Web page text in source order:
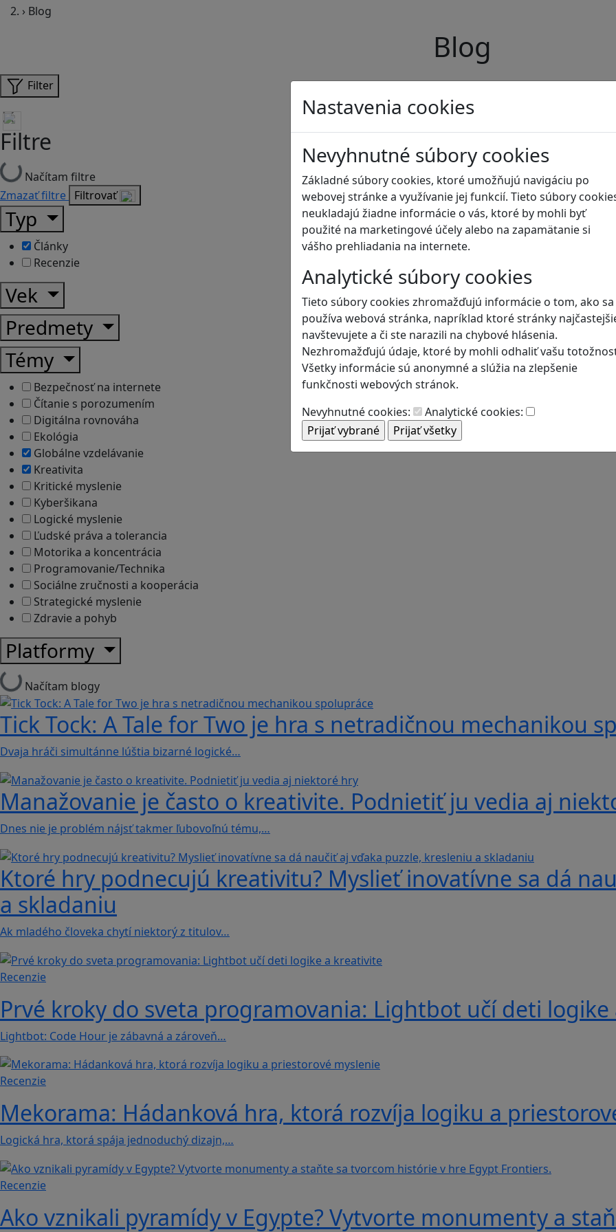
Nastavenia cookies
Nevyhnutné súbory cookies
Základné súbory cookies, ktoré umožňujú navigáciu po
webovej stránke a využívanie jej funkcií. Tieto súbory
neukladajú žiadne informácie o vás, ktoré by mohli byť
použité na marketingové účely alebo na zapamätanie si
vášho prehliadania na internete.
Analytické súbory cookies
Tieto súbory cookies zhromažďujú informácie o tom, ako sa
používa webová stránka, napríklad ktoré stránky
navštevujete a či ste narazili na chybové hlásenia.
Nezhromažďujú údaje, ktoré by mohli odhaliť vašu
Všetky informácie sú anonymné a slúžia na zlepšenie
funkčnosti webových stránok.
Nevyhnutné cookies:
Analytické cookies:
› Blog
Blog
Filter
Filtre
Načítam filtre
Zmazať filtre Filtrovať
Typ
Články
Recenzie
Vek
Predmety
Témy
Bezpečnosť na internete
Čítanie s porozumením
Digitálna rovnováha
Ekológia
Globálne vzdelávanie
Kreativita
Kritické myslenie
Kyberšikana
Logické myslenie
Ľudské práva a tolerancia
Motorika a koncentrácia
Programovanie/Technika
Sociálne zručnosti a kooperácia
Strategické myslenie
Zdravie a pohyb
Platformy
Načítam blogy
Tick Tock: A Tale for Tw‪o je hra s netradičnou mechanikou
Dvaja hráči simultánne lúštia bizarné logické…
Manažovanie je často o kreativite. Podnietiť ju vedia aj
Dnes nie je problém nájsť takmer ľubovoľnú tému,…
Ktoré hry podnecujú kreativitu? Myslieť inovatívne sa dá
a skladaniu
Ak mladého človeka chytí niektorý z titulov…
Recenzie
Prvé kroky do sveta programovania: Lightbot učí deti
Lightbot: Code Hour je zábavná a zároveň…
Recenzie
Mekorama: Hádanková hra, ktorá rozvíja logiku a
Logická hra, ktorá spája jednoduchý dizajn,…
Recenzie
Ako vznikali pyramídy v Egypte? Vytvorte monumenty a